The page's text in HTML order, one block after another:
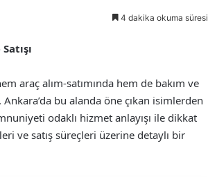
4 dakika okuma süresi
araç alım-satımında hem de bakım ve
bu alanda öne çıkan isimlerden
odaklı hizmet anlayışı ile dikkat
ve satış süreçleri üzerine detaylı bir